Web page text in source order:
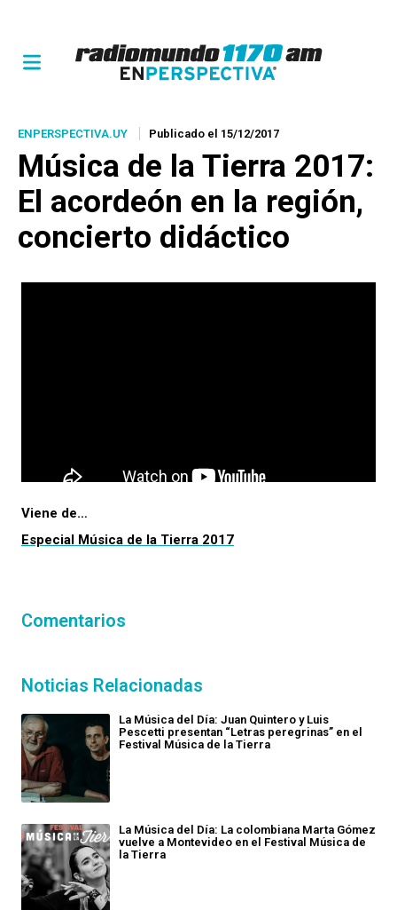
ENPERSPECTIVA.UY Publicado el 15/12/2017
Música de la Tierra 2017:
El acordeón en la región,
concierto didáctico
Viene de…
Especial Música de la Tierra 2017
Comentarios
Noticias Relacionadas
La Música del Día: Juan Quintero y Luis
Pescetti presentan “Letras peregrinas” en el
Festival Música de la Tierra
La Música del Día: La colombiana Marta Gómez
vuelve a Montevideo en el Festival Música de
la Tierra